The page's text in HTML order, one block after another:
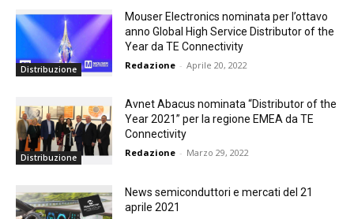
Distribuzione
Mouser Electronics nominata per l’ottavo
anno Global High Service Distributor of the
Year da TE Connectivity
Redazione - Aprile 20, 2022
Distribuzione
Avnet Abacus nominata “Distributor of the
Year 2021” per la regione EMEA da TE
Connectivity
Redazione - Marzo 29, 2022
News semiconduttori e mercati del 21
aprile 2021